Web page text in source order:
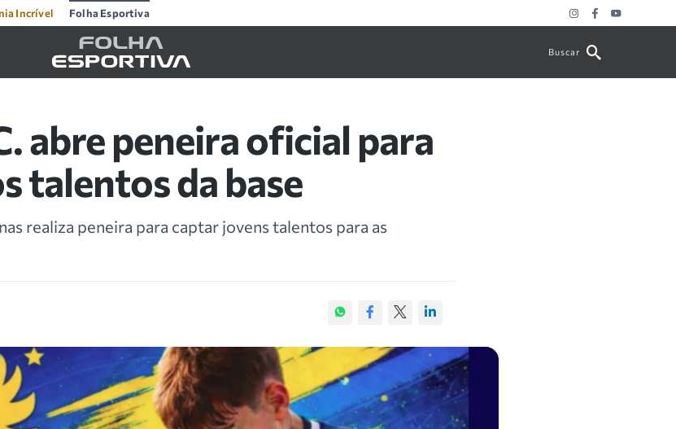
Incrível Folha Esportiva
Buscar
abre peneira oficial para
talentos da base
realiza peneira para captar jovens talentos para as